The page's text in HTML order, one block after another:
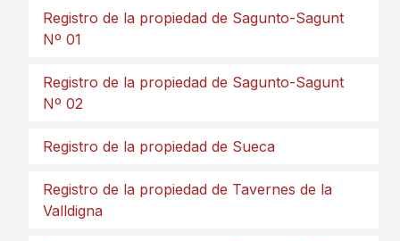
Registro de la propiedad de Sagunto-Sagunt
Nº 01
Registro de la propiedad de Sagunto-Sagunt
Nº 02
Registro de la propiedad de Sueca
Registro de la propiedad de Tavernes de la
Valldigna